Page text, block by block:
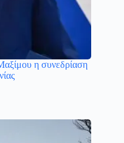
η συνεδρίαση